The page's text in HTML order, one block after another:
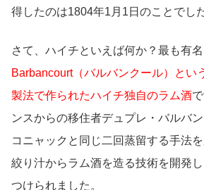
得したのは1804年1月1日のことでした
さて、ハイチといえば何か？最も有名
Barbancourt（バルバンクール）とい
製法で作られたハイチ独自のラム酒
ンスからの移住者デュプレ・バルバ
コニャックと同じ二回蒸留する手法
絞り汁からラム酒を造る技術を開発
つけられました。